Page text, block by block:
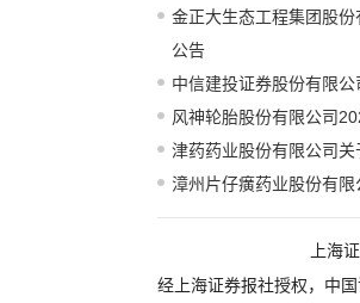
金正大生态工程集团股
公告
中信建投证券股份有限
风神轮胎股份有限公司
津药药业股份有限公司
漳州片仔癀药业股份有
上海
经上海证券报社授权，中